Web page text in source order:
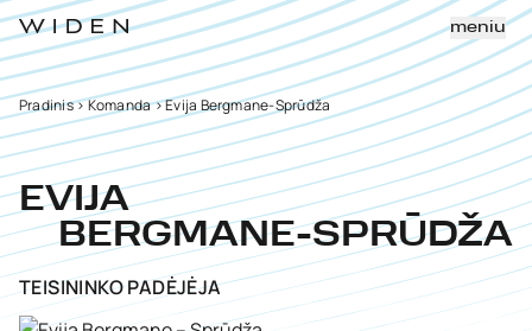
meniu
Pradinis>Komanda>Evija Bergmane-Sprūdža
EVIJA
BERGMANE-SPRŪDŽA
TEISININKO PADĖJĖJA